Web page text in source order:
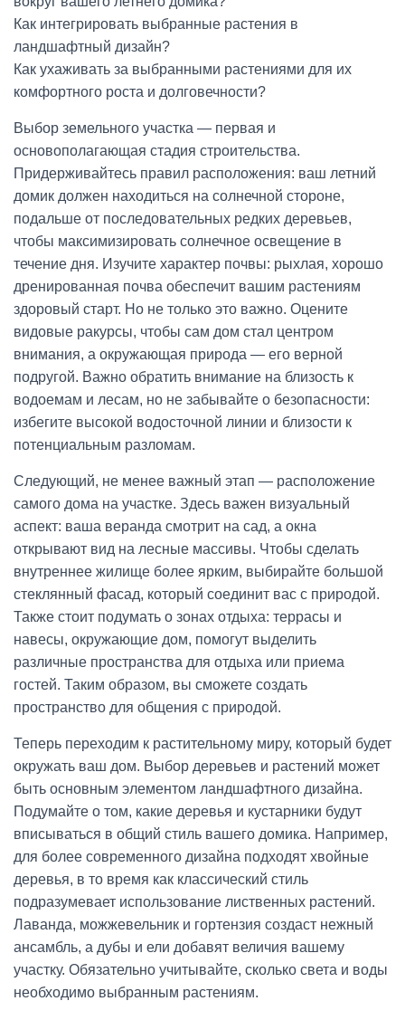
Как интегрировать выбранные растения в
ландшафтный дизайн?
Как ухаживать за выбранными растениями для их
комфортного роста и долговечности?
Выбор земельного участка — первая и
основополагающая стадия строительства.
Придерживайтесь правил расположения: ваш летний
домик должен находиться на солнечной стороне,
подальше от последовательных редких деревьев,
чтобы максимизировать солнечное освещение в
течение дня. Изучите характер почвы: рыхлая, хорошо
дренированная почва обеспечит вашим растениям
здоровый старт. Но не только это важно. Оцените
видовые ракурсы, чтобы сам дом стал центром
внимания, а окружающая природа — его верной
подругой. Важно обратить внимание на близость к
водоемам и лесам, но не забывайте о безопасности:
избегите высокой водосточной линии и близости к
потенциальным разломам.
Следующий, не менее важный этап — расположение
самого дома на участке. Здесь важен визуальный
аспект: ваша веранда смотрит на сад, а окна
открывают вид на лесные массивы. Чтобы сделать
внутреннее жилище более ярким, выбирайте большой
стеклянный фасад, который соединит вас с природой.
Также стоит подумать о зонах отдыха: террасы и
навесы, окружающие дом, помогут выделить
различные пространства для отдыха или приема
гостей. Таким образом, вы сможете создать
пространство для общения с природой.
Теперь переходим к растительному миру, который будет
окружать ваш дом. Выбор деревьев и растений может
быть основным элементом ландшафтного дизайна.
Подумайте о том, какие деревья и кустарники будут
вписываться в общий стиль вашего домика. Например,
для более современного дизайна подходят хвойные
деревья, в то время как классический стиль
подразумевает использование лиственных растений.
Лаванда, можжевельник и гортензия создаст нежный
ансамбль, а дубы и ели добавят величия вашему
участку. Обязательно учитывайте, сколько света и воды
необходимо выбранным растениям.